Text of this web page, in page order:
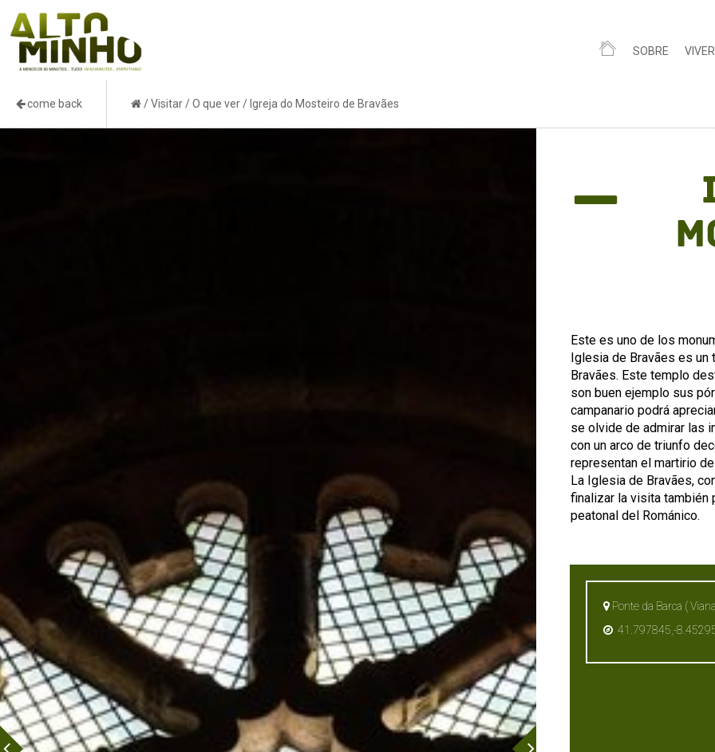
SOBRE VIVER
come back /Visitar/O que ver/ Igreja do Mosteiro de Bravães
Este es uno de los
Iglesia de Bravães es un
Bravães. Este templo
son buen ejemplo sus
campanario podrá
se olvide de admirar las
con un arco de triunfo
representan el martirio
La Iglesia de Bravães,
finalizar la visita también
peatonal del Románico.
Ponte da Barca (
41.797845,-